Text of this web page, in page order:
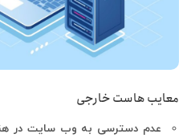
معایب هاست خارجی
عدم دسترسی به وب سایت در